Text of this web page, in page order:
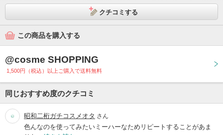
クチコミする
この商品を購入する
@cosme SHOPPING
1,500円（税込）以上ご購入で送料無料
同じおすすめ度のクチコミ
昭和二桁ガチコスメオタ さん
色んなのを使ってみたいミーハーなためリピートすることがあま